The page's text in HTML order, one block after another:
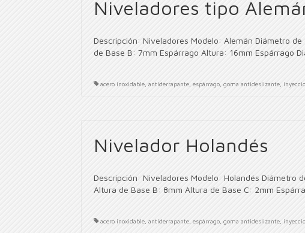
Niveladores tipo
Descripción: Niveladores Modelo: Alemán Diámetro
de Base B: 7mm Espárrago Altura: 16mm Espárrago
acero inoxidable antiderrapante espárrago goma antideslizante
Nivelador Holandés
Descripción: Niveladores Modelo: Holandés Diámetro
Altura de Base B: 8mm Altura de Base C: 2mm
acero inoxidable antiderrapante espárrago goma antideslizante